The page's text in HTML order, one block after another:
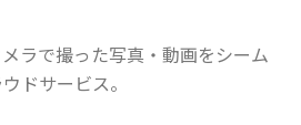
ラで撮った写真・動画をシーム
ドサービス。